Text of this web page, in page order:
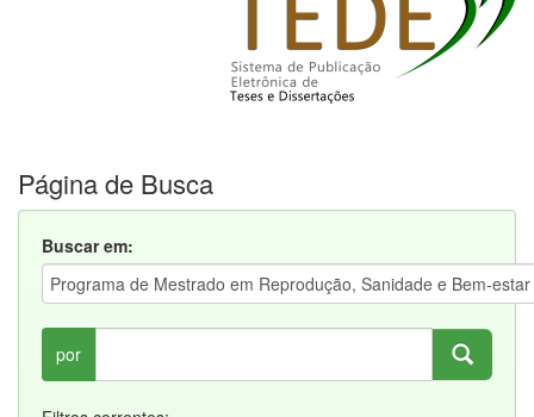
Página de Busca
Buscar em:
por